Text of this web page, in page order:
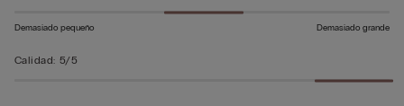
Demasiado pequeño Demasiado grande
Calidad: 5/5